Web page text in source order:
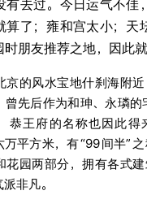
有去过。今日运气不佳
算了；雍和宫太小；天
朋友推荐之地，因此就
京的风水宝地什刹海附
曾先后作为和珅、永璘的
恭王府的名称也因此得
万平方米，有“99间半”
花园两部分，拥有各式建
非凡。